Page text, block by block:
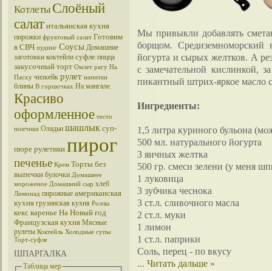
Котлеты Слоёный
салат итальянская кухня
пирожки фруктовый салат Готовим
в СВЧ пудинг Соусы Домашние
заготовки коктейли суфле пицца
закусочный торт Омлет рагу На
Пасху чизкейк рулет напитки
блины В горшочках На мангале
Красиво
оформленное тесто
пончики Оладьи шашлык суп-
пюре рулетики пирог
печенье Крем Торты без
выпечки булочки Домашнее
мороженое Домашний сыр хлеб
Лимонад пирожные американская
кухня грузинская кухня Роллы
кекс варенье На Новый год
Французская кухня Мясные
рулеты Коктейль Холодные супы
Торт-суфле
ШПАРГАЛКА
Таблица мер
Мы привыкли добавлять
борщом. Средиземноморский
йогурта и сырых желтков. А
с замечательной
пикантный штрих-яркое масло
Ингредиенты:
1,5 литра куриного бульона
500 мл. натурального йогурта
3 яичных желтка
500 гр. смеси зелени (у меня
1 луковица
3 зубчика чеснока
3 ст.л. сливочного масла
2 ст.л. муки
1 лимон
1 ст.л. паприки
Соль, перец - по вкусу
... Читать дальше »